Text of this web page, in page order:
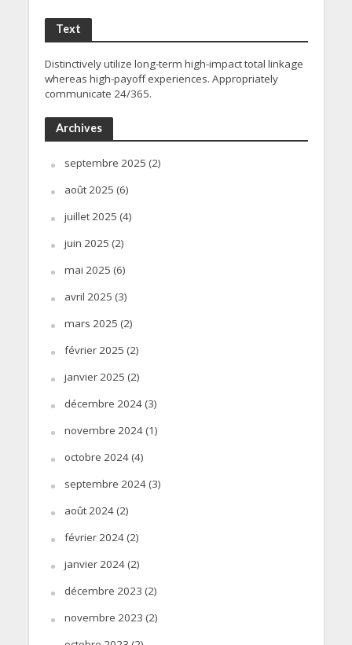
Text
Distinctively utilize long-term high-impact total linkage
whereas high-payoff experiences. Appropriately
communicate 24/365.
Archives
septembre 2025 (2)
août 2025 (6)
juillet 2025 (4)
juin 2025 (2)
mai 2025 (6)
avril 2025 (3)
mars 2025 (2)
février 2025 (2)
janvier 2025 (2)
décembre 2024(3)
novembre 2024(1)
octobre 2024(4)
septembre 2024(3)
août 2024(2)
février 2024(2)
janvier 2024(2)
décembre 2023 (2)
novembre 2023 (2)